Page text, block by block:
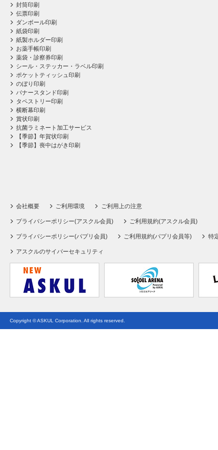
封筒印刷
伝票印刷
ダンボール印刷
紙袋印刷
紙製ホルダー印刷
お薬手帳印刷
薬袋・診察券印刷
シール・ステッカー・ラベル印刷
ポケットティッシュ印刷
のぼり印刷
バナースタンド印刷
タペストリー印刷
横断幕印刷
賞状印刷
抗菌ラミネート加工サービス
【季節】年賀状印刷
【季節】喪中はがき印刷
会社概要 ご利用環境 ご利用上の注意
プライバシーポリシー(アスクル会員) ご利用規約(アスクル会員)
プライバシーポリシー(パプリ会員) ご利用規約(パプリ会員等) 特
アスクルのサイバーセキュリティ
Copyright © ASKUL Corporation. All rights reserved.